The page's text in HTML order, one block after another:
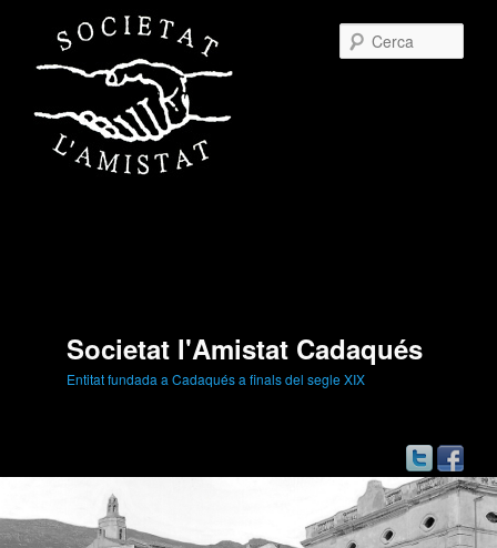
Societat l'Amistat Cadaqués
Entitat fundada a Cadaqués a finals del segle XIX